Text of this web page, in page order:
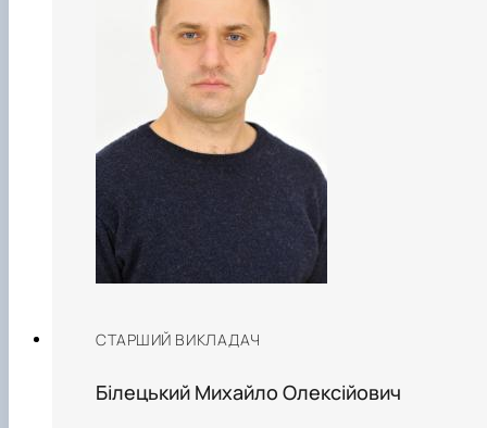
СТАРШИЙ ВИКЛАДАЧ
Білецький Михайло Олексійович